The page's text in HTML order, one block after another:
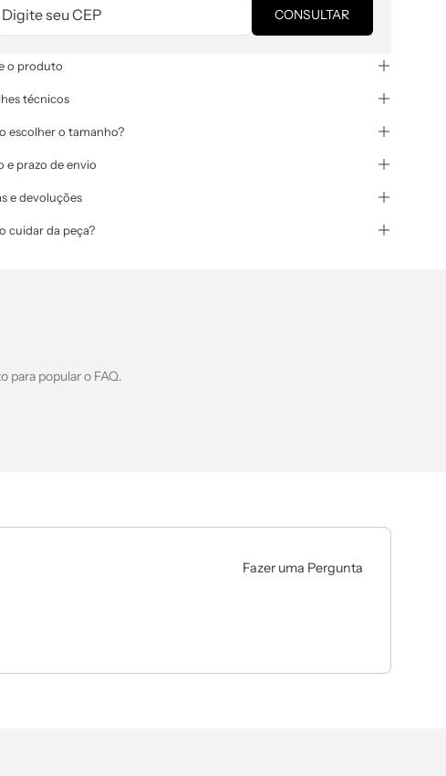
CONSULTAR
o produto
técnicos
escolher o tamanho?
e prazo de envio
e devoluções
cuidar da peça?
para popular o FAQ.
Fazer uma Pergunta